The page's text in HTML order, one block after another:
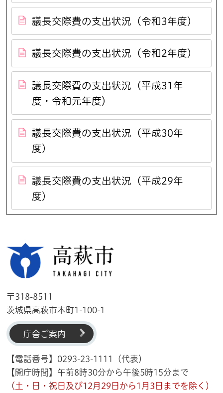
議長交際費の支出状況（令和3年度）
議長交際費の支出状況（令和2年度）
議長交際費の支出状況（平成31年
度・令和元年度）
議長交際費の支出状況（平成30年
度）
議長交際費の支出状況（平成29年
度）
〒318-8511
茨城県高萩市本町1-100-1
庁舎ご案内
【電話番号】0293-23-1111（代表）
【開庁時間】午前8時30分から午後5時15分まで
（土・日・祝日及び12月29日から1月3日までを除く）